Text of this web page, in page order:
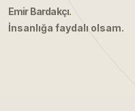
Emir Bardakçı.
İnsanlığa faydalı olsam.